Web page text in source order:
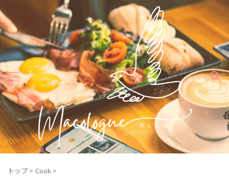
トップ > Cook >